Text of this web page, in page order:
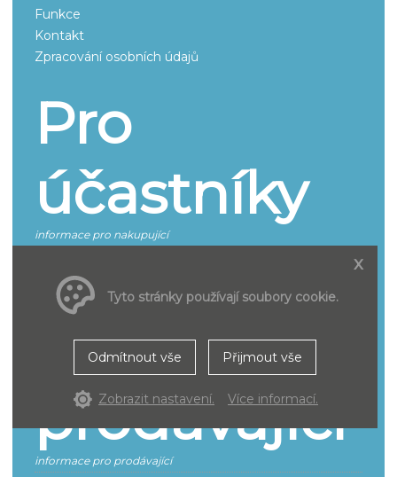
Funkce
Kontakt
Zpracování osobních údajů
Pro
účastníky
informace pro nakupující
Smluvní podmínky pro účastníky řízení
Pro
prodávající
informace pro prodávající
x
Tyto stránky používají soubory cookie.
Odmítnout vše Přijmout vše
Zobrazit nastavení. Více informací.